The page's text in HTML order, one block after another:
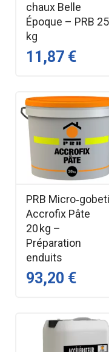
chaux Belle
Époque – PRB 25
kg
11,87 €
PRB
Accrofix Pâte
20 kg –
Préparation
enduits
93,20 €